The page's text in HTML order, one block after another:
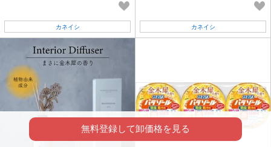
カネイシ カネイシ
無料登録して卸価格を見る